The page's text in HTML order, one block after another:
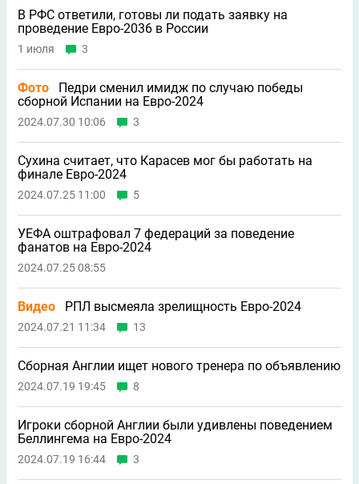
В РФС ответили, готовы ли подать заявку на
проведение Евро-2036 в России
1 июля 3
Фото
Педри сменил имидж по случаю победы
сборной Испании на Евро-2024
2024.07.30 10:06 3
Сухина считает, что Карасев мог бы работать на
финале Евро-2024
2024.07.25 11:00 5
УЕФА оштрафовал 7 федераций за поведение
фанатов на Евро-2024
2024.07.25 08:55
Видео РПЛ высмеяла зрелищность Евро-2024
2024.07.21 11:34 13
Сборная Англии ищет нового тренера по объявлению
2024.07.19 19:45 8
Игроки сборной Англии были удивлены поведением
Беллингема на Евро-2024
2024.07.19 16:44 3